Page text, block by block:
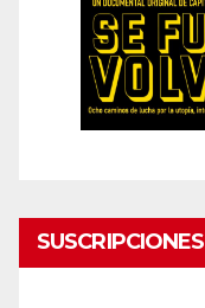
SUSCRIPCIONES